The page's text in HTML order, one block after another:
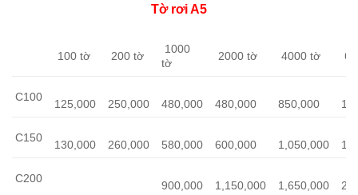
Tờ rơi A5
100 tờ 200 tờ
1000
tờ
2000 tờ 4000 tờ
C100
125,000 250,000 480,000 480,000 850,000
C150
130,000 260,000 580,000 600,000 1,050,000
C200
900,000 1,150,000 1,650,000